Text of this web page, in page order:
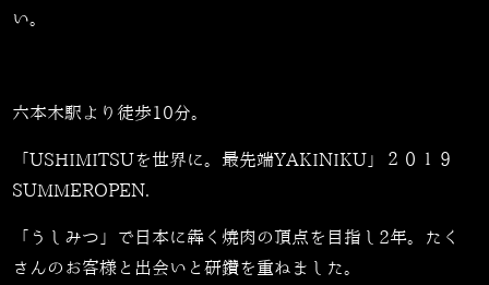
い。
六本木駅より徒歩10分。
「USHIMITSUを世界に。最先端YAKINIKU」２０１９
SUMMEROPEN.
「うしみつ」で日本に犇く焼肉の頂点を目指し2年。たく
さんのお客様と出会いと研鑽を重ねました。